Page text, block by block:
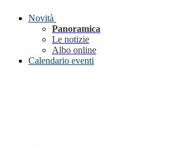
Novità
Panoramica
Le notizie
Albo online
Calendario eventi